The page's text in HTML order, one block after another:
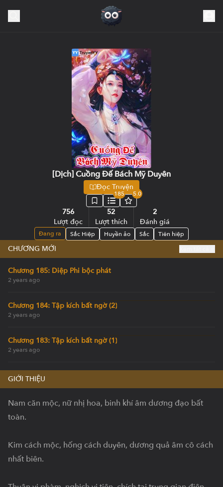
[Dịch] Cuồng Đế Bách Mỹ Duyên
Đọc Truyện
185 5.0
756
Lượt đọc
52
Lượt thích
2
Đánh giá
Đang ra Sắc Hiệp Huyền ảo Sắc Tiên hiệp
CHƯƠNG MỚI
Chương 185: Diệp Phi bộc phát
2 years ago
Chương 184: Tập kích bất ngờ (2)
2 years ago
Chương 183: Tập kích bất ngờ (1)
2 years ago
GIỚI THIỆU
Nam căn mộc, nữ nhị hoa, binh khí âm dương đạo bất
toàn.
Kim cách mộc, hống cách duyên, dương quả âm cô cách
nhất biên.